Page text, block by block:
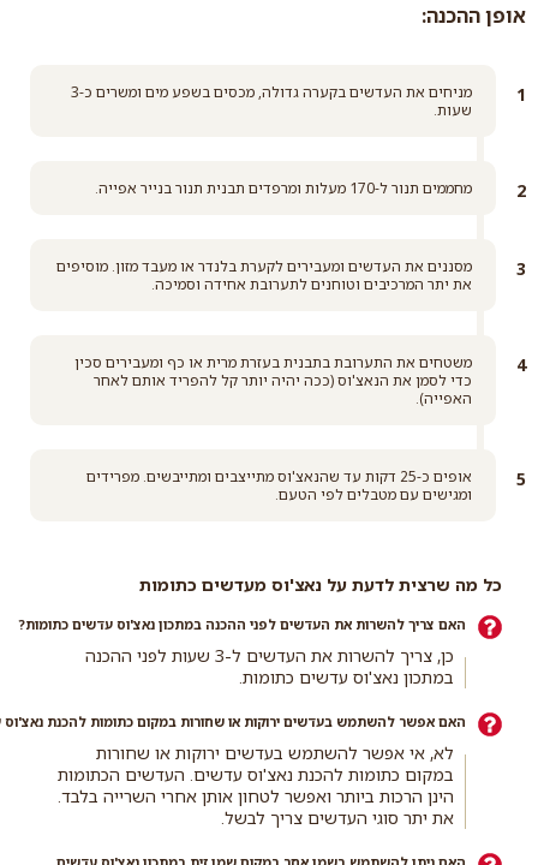
אופן ההכנה:
מניחים את העדשים בקערה גדולה, מכסים בשפע מים ומשרים כ-3
שעות.
מחממים תנור ל-170 מעלות ומרפדים תבנית תנור בנייר אפייה.
מסננים את העדשים ומעבירים לקערת בלנדר או מעבד מזון. מוסיפים
את יתר המרכיבים וטוחנים לתערובת אחידה וסמיכה.
משטחים את התערובת בתבנית בעזרת מרית או כף ומעבירים סכין
כדי לסמן את הנאצ'וס (ככה יהיה יותר קל להפריד אותם לאחר
האפייה).
אופים כ-25 דקות עד שהנאצ'וס מתייצבים ומתייבשים. מפרידים
ומגישים עם מטבלים לפי הטעם.
כל מה שרצית לדעת על נאצ'וס מעדשים כתומות
האם צריך להשרות את העדשים לפני ההכנה במתכון נאצ'וס עדשים כתומות?
כן, צריך להשרות את העדשים ל-3 שעות לפני ההכנה
במתכון נאצ'וס עדשים כתומות.
האם אפשר להשתמש בעדשים ירוקות או שחורות במקום כתומות להכנת נאצ'וס
לא, אי אפשר להשתמש בעדשים ירוקות או שחורות
במקום כתומות להכנת נאצ'וס עדשים. העדשים הכתומות
הינן הרכות ביותר ואפשר לטחון אותן אחרי השרייה בלבד.
את יתר סוגי העדשים צריך לבשל.